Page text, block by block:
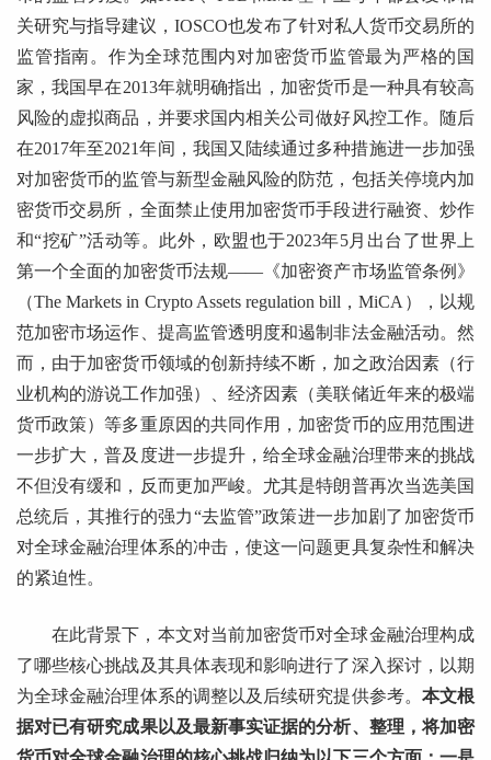
关研究与指导建议，IOSCO也发布了针对私人货币交易所的
监管指南。作为全球范围内对加密货币监管最为严格的国
家，我国早在2013年就明确指出，加密货币是一种具有较高
风险的虚拟商品，并要求国内相关公司做好风控工作。随后
在2017年至2021年间，我国又陆续通过多种措施进一步加强
对加密货币的监管与新型金融风险的防范，包括关停境内加
密货币交易所，全面禁止使用加密货币手段进行融资、炒作
和“挖矿”活动等。此外，欧盟也于2023年5月出台了世界上
第一个全面的加密货币法规——《加密资产市场监管条例》
（The Markets in Crypto Assets regulation bill，MiCA），以规
范加密市场运作、提高监管透明度和遏制非法金融活动。然
而，由于加密货币领域的创新持续不断，加之政治因素（行
业机构的游说工作加强）、经济因素（美联储近年来的极端
货币政策）等多重原因的共同作用，加密货币的应用范围进
一步扩大，普及度进一步提升，给全球金融治理带来的挑战
不但没有缓和，反而更加严峻。尤其是特朗普再次当选美国
总统后，其推行的强力“去监管”政策进一步加剧了加密货币
对全球金融治理体系的冲击，使这一问题更具复杂性和解决
的紧迫性。
在此背景下，本文对当前加密货币对全球金融治理构成
了哪些核心挑战及其具体表现和影响进行了深入探讨，以期
为全球金融治理体系的调整以及后续研究提供参考。 本文根
据对已有研究成果以及最新事实证据的分析、整理，将加密